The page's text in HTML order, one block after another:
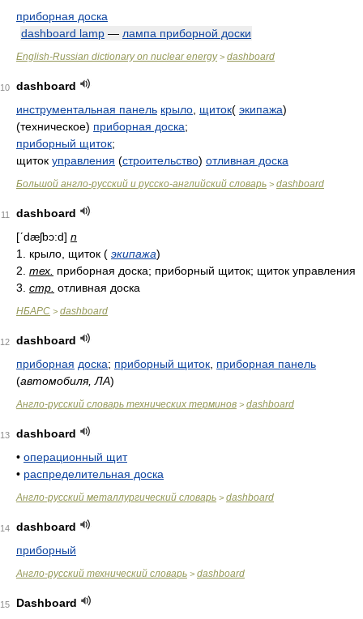
приборная доска
dashboard lamp — лампа приборной доски
English-Russian dictionary on nuclear energy> dashboard
10
dashboard
инструментальная панель крыло щиток( экипажа)
(техническое) приборная доска;
приборный щиток;
щиток управления (строительство) отливная доска
Большой англо-русский и русско-английский словарь > dashboard
11
dashboard
[ʹdæʃbɔ:d] n
1. крыло, щиток ( экипажа)
2. тех. приборная доска; приборный щиток; щиток управления
3. стр. отливная доска
НБАРС > dashboard
12
dashboard
приборная доска; приборный щиток приборная панель
(автомобиля, ЛА)
Англо-русский словарь технических терминов > dashboard
13
dashboard
• операционный щит
• распределительная доска
Англо-русский металлургический словарь > dashboard
14
dashboard
приборный
Англо-русский технический словарь > dashboard
15
Dashboard